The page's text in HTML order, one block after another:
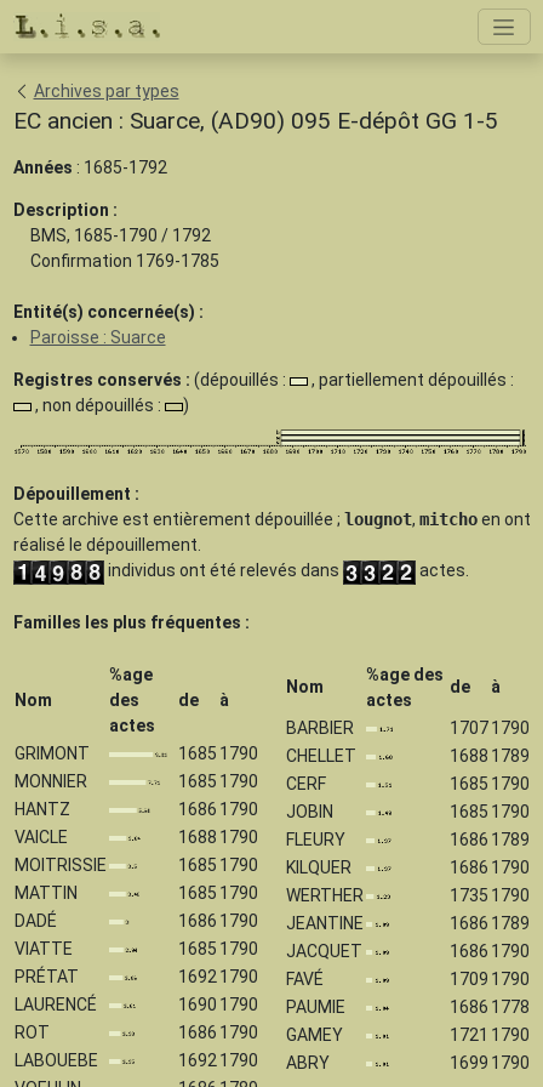
Archives par types
EC ancien : Suarce, (AD90) 095 E-dépôt GG 1-5
Années : 1685-1792
Description :
BMS, 1685-1790 / 1792
Confirmation 1769-1785
Entité(s) concernée(s) :
Paroisse : Suarce
Registres conservés : (dépouillés :
, partiellement dépouillés :
, non dépouillés :
)
Dépouillement :
Cette archive est entièrement dépouillée ; lougnot, mitchoen ont
réalisé le dépouillement.
individus ont été relevés dans
actes.
Familles les plus fréquentes :
Nom
%age
des
actes
de à
GRIMONT 1685 1790
MONNIER
1685 1790
HANTZ
1686 1790
VAICLE
1688 1790
MOITRISSIE
1685 1790
MATTIN
1685 1790
DADÉ
1686 1790
VIATTE
1685 1790
PRÉTAT
1692 1790
LAURENCÉ
1690 1790
ROT
1686 1790
LABOUEBE
1692 1790
Nom
%age des
actes
de à
BARBIER 1707 1790
CHELLET
1688 1789
CERF
1685 1790
JOBIN
1685 1790
FLEURY
1686 1789
KILQUER
1686 1790
WERTHER
1735 1790
JEANTINE
1686 1789
JACQUET
1686 1790
FAVÉ
1709 1790
PAUMIE
1686 1778
GAMEY
1721 1790
ABRY
1699 1790